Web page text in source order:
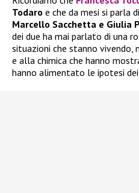
Todaro e che da mesi si parla
Marcello Sacchetta e Giulia
dei due ha mai parlato di una
situazioni che stanno vivendo,
e alla chimica che hanno
hanno alimentato le ipotesi